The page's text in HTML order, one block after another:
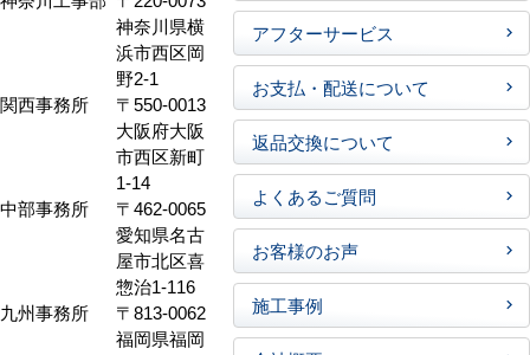
神奈川県横
浜市西区岡
野2-1
関西事務所
〒550-0013
大阪府大阪
市西区新町
1-14
中部事務所
〒462-0065
愛知県名古
屋市北区喜
惣治1-116
九州事務所
〒813-0062
福岡県福岡
アフターサービス
お支払・配送について
返品交換について
よくあるご質問
お客様のお声
施工事例